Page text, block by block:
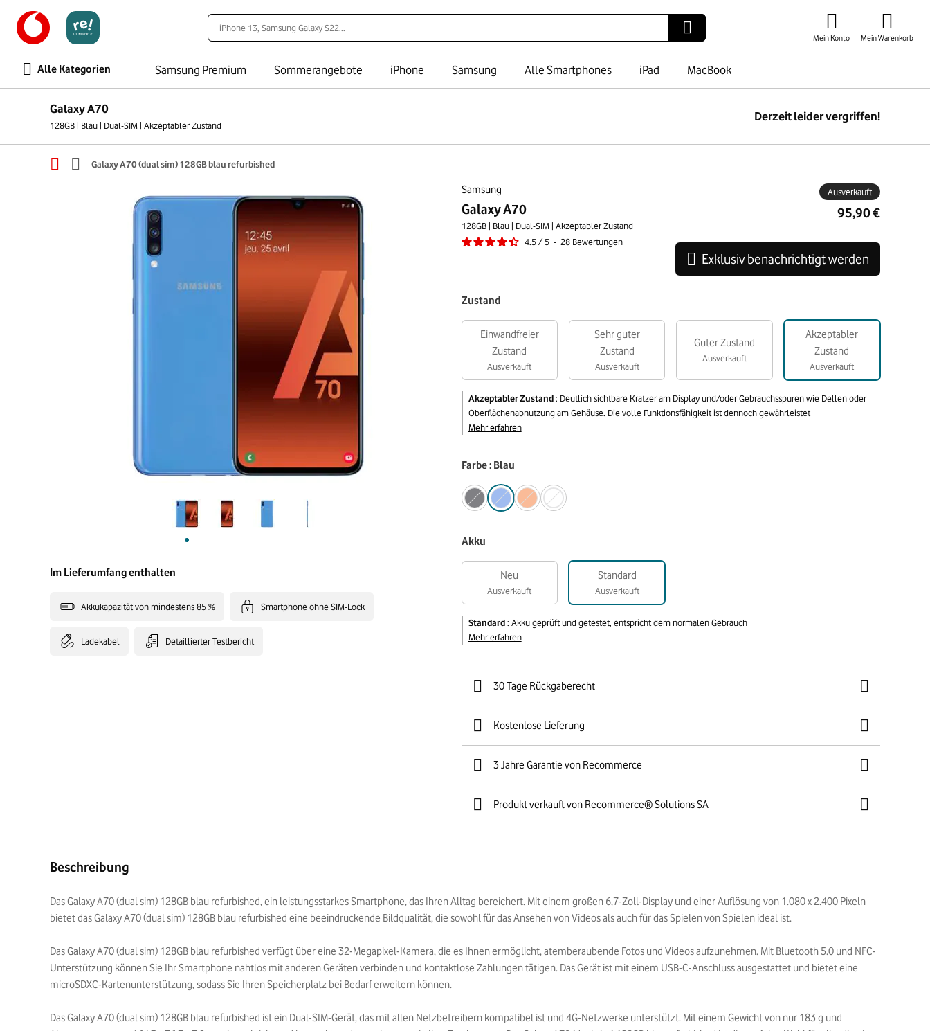
Mein Konto Mein Warenkorb
Alle Kategorien Samsung Premium Sommerangebote iPhone Samsung Alle Smartphones iPad MacBook
Galaxy A70
128GB | Blau | Dual-SIM | Akzeptabler Zustand
Derzeit leider vergriffen!
Galaxy A70 (dual sim) 128GB blau refurbished
Samsung
Galaxy A70
128GB | Blau | Dual-SIM | Akzeptabler Zustand
4.5 / 5 - 28 Bewertungen
Ausverkauft
Im Lieferumfang enthalten
Akkukapazität von mindestens 85 % Smartphone ohne SIM-Lock
Ladekabel Detaillierter Testbericht
95,90 €
Exklusiv benachrichtigt werden
Zustand
Einwandfreier
Zustand
Ausverkauft
Sehr guter
Zustand
Ausverkauft
Guter Zustand
Ausverkauft
Akzeptabler
Zustand
Ausverkauft
Akzeptabler Zustand: Deutlich sichtbare Kratzer am Display und/oder Gebrauchsspuren wie Dellen oder
Oberflächenabnutzung am Gehäuse. Die volle Funktionsfähigkeit ist dennoch gewährleistet
Mehr erfahren
Farbe : Blau
Akku
Neu
Ausverkauft
Standard
Ausverkauft
Standard: Akku geprüft und getestet, entspricht dem normalen Gebrauch
Mehr erfahren
30 Tage Rückgaberecht
Kostenlose Lieferung
3 Jahre Garantie von Recommerce
Produkt verkauft von Recommerce® Solutions SA
Beschreibung
Das Galaxy A70 (dual sim) 128GB blau refurbished, ein leistungsstarkes Smartphone, das Ihren Alltag bereichert. Mit einem großen 6,7-Zoll-Display und einer Auflösung von 1.080 x 2.400 Pixeln
bietet das Galaxy A70 (dual sim) 128GB blau refurbished eine beeindruckende Bildqualität, die sowohl für das Ansehen von Videos als auch für das Spielen von Spielen ideal ist.
Das Galaxy A70 (dual sim) 128GB blau refurbished verfügt über eine 32-Megapixel-Kamera, die es Ihnen ermöglicht, atemberaubende Fotos und Videos aufzunehmen. Mit Bluetooth 5.0 und NFC-
Unterstützung können Sie Ihr Smartphone nahtlos mit anderen Geräten verbinden und kontaktlose Zahlungen tätigen. Das Gerät ist mit einem USB-C-Anschluss ausgestattet und bietet eine
microSDXC-Kartenunterstützung, sodass Sie Ihren Speicherplatz bei Bedarf erweitern können.
Das Galaxy A70 (dual sim) 128GB blau refurbished ist ein Dual-SIM-Gerät, das mit allen Netzbetreibern kompatibel ist und 4G-Netzwerke unterstützt. Mit einem Gewicht von nur 183 g und